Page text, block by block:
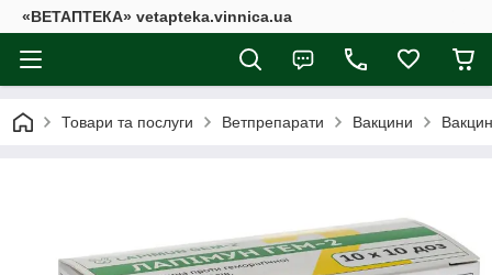
«ВЕТАПТЕКА» vetapteka.vinnica.ua
Товари та послуги Ветпрепарати Вакцини